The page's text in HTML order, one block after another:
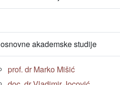
osnovne akademske studije
prof. dr Marko Mišić